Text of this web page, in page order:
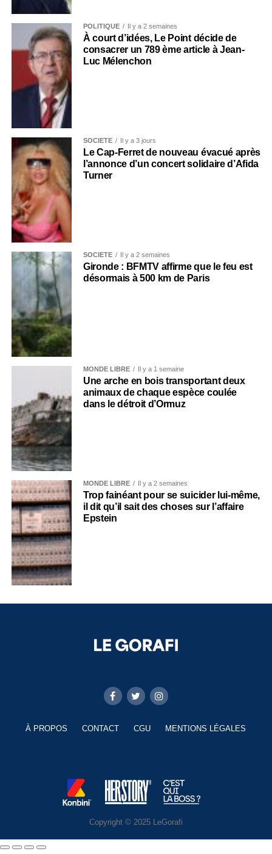
POLITIQUE Il y a 2 semaines
À court d’idées, Le Point décide de
consacrer un 789 ème article à Jean-
Luc Mélenchon
SOCIÉTÉ Il y a 3 jours
Le Cap-Ferret de nouveau évacué après
l’annonce d’un concert solidaire d’Afida
Turner
SOCIÉTÉ Il y a 2 semaines
Gironde : BFMTV affirme que le feu est
désormais à 500 km de Paris
MONDE LIBRE Il y a 1 semaine
Une arche en bois transportant deux
animaux de chaque espèce coulée
dans le détroit d’Ormuz
MONDE LIBRE Il y a 2 semaines
Trop fainéant pour se suicider lui-même,
il dit qu’il sait des choses sur l’affaire
Epstein
À PROPOS CONTACT CGU MENTIONS LÉGALES
Copyright © 2025 LeGorafi